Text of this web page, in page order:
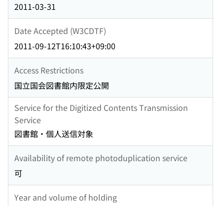
2011-03-31
Date Accepted (W3CDTF)
2011-09-12T16:10:43+09:00
Access Restrictions
国立国会図書館内限定公開
Service for the Digitized Contents Transmission
Service
図書館・個人送信対象
Availability of remote photoduplication service
可
Year and volume of holding